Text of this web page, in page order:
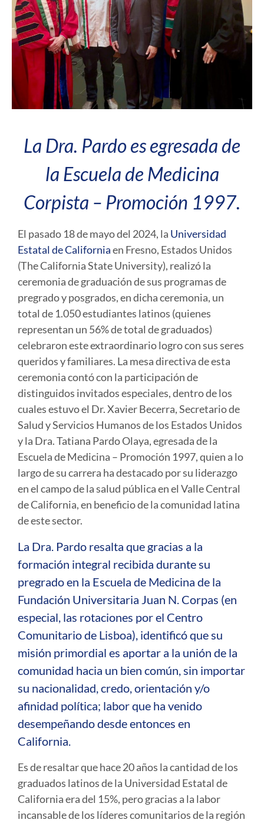
La Dra. Pardo es egresada de
la Escuela de Medicina
Corpista – Promoción 1997.
El pasado 18 de mayo del 2024, la Universidad
Estatal de Californiaen Fresno, Estados Unidos
(The California State University), realizó la
ceremonia de graduación de sus programas de
pregrado y posgrados, en dicha ceremonia, un
total de 1.050 estudiantes latinos (quienes
representan un 56% de total de graduados)
celebraron este extraordinario logro con sus seres
queridos y familiares. La mesa directiva de esta
ceremonia contó con la participación de
distinguidos invitados especiales, dentro de los
cuales estuvo el Dr. Xavier Becerra, Secretario de
Salud y Servicios Humanos de los Estados Unidos
y la Dra. Tatiana Pardo Olaya, egresada de la
Escuela de Medicina – Promoción 1997, quien a lo
largo de su carrera ha destacado por su liderazgo
en el campo de la salud pública en el Valle Central
de California, en beneficio de la comunidad latina
de este sector.
La Dra. Pardo resalta que gracias a la
formación integral recibida durante su
pregrado en la Escuela de Medicina de la
Fundación Universitaria Juan N. Corpas (en
especial, las rotaciones por el Centro
Comunitario de Lisboa), identificó que su
misión primordial es aportar a la unión de la
comunidad hacia un bien común, sin importar
su nacionalidad, credo, orientación y/o
afinidad política; labor que ha venido
desempeñando desde entonces en
California.
Es de resaltar que hace 20 años la cantidad de los
graduados latinos de la Universidad Estatal de
California era del 15%, pero gracias a la labor
incansable de los líderes comunitarios de la región